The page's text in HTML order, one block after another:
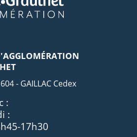
- GAILLAC Cedex
:
:
17h30